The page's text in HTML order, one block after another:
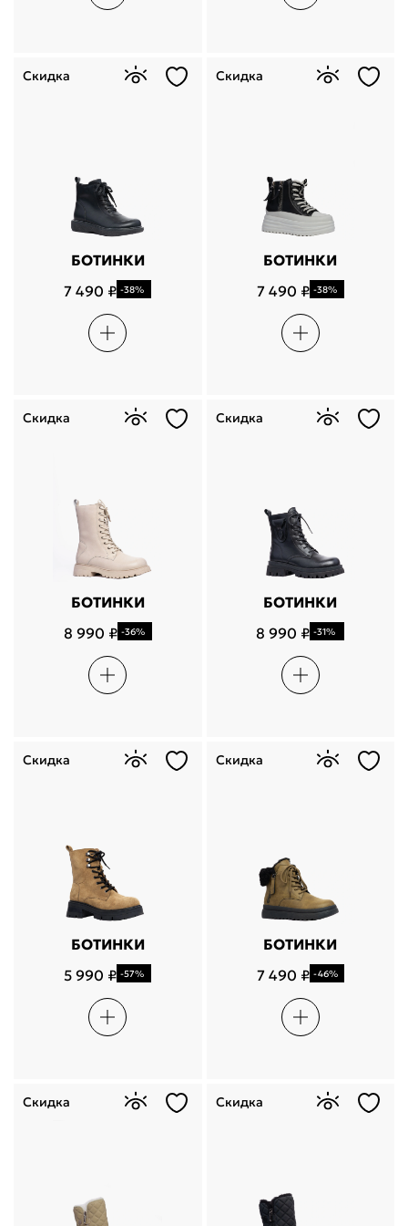
БОТИНКИ
7 490 ₽ -38%
Скидка
БОТИНКИ
7 490 ₽ -38%
Скидка
БОТИНКИ
8 990 ₽ -36%
Скидка
БОТИНКИ
8 990 ₽ -31%
Скидка
БОТИНКИ
5 990 ₽ -57%
Скидка
БОТИНКИ
7 490 ₽ -46%
Скидка
Скидка Скидка